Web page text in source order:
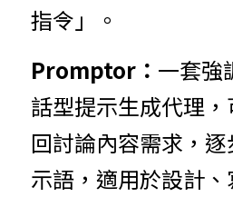
指令」。
Promptor： 一套強
話型提示生成代理
回討論內容需求，
示語，適用於設計、